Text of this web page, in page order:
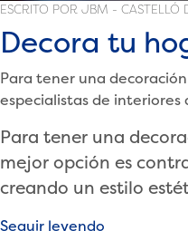
ESCRITO POR JBM -
Decora tu
Para tener una
especialistas de
Para tener una
mejor opción es
creando un estilo
Seguir leyendo